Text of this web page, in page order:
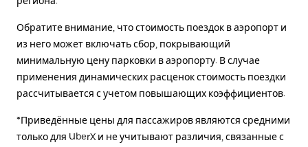
Обратите внимание, что стоимость поездок в аэропорт и
из него может включать сбор, покрывающий
минимальную цену парковки в аэропорту. В случае
применения динамических расценок стоимость поездки
рассчитывается с учетом повышающих коэффициентов.
*Приведённые цены для пассажиров являются средними
только для UberX и не учитывают различия, связанные с